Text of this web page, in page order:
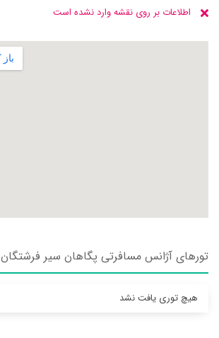
اطلاعات بر روی نقشه وارد نشده است
تورهای آژانس مسافرتی پگاهان سير فرشتگان
هیچ توری یافت نشد